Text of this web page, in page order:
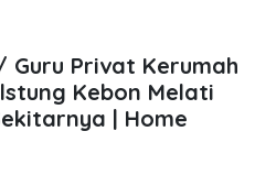
Guru Privat Kerumah
Kebon Melati
| Home